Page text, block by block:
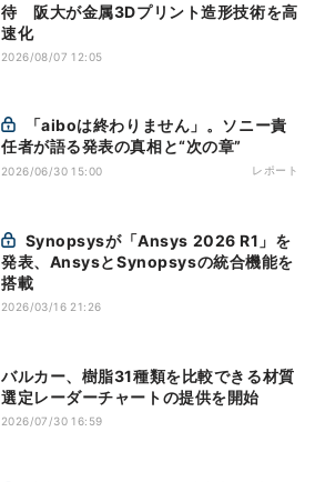
待 阪大が金属3Dプリント造形技術を高
速化
2026/08/07 12:05
任者が語る発表の真相と“次の章”
2026/06/30 15:00 レポート
発表、AnsysとSynopsysの統合機能を
搭載
2026/03/16 21:26
バルカー、樹脂31種類を比較できる材質
選定レーダーチャートの提供を開始
2026/07/30 16:59